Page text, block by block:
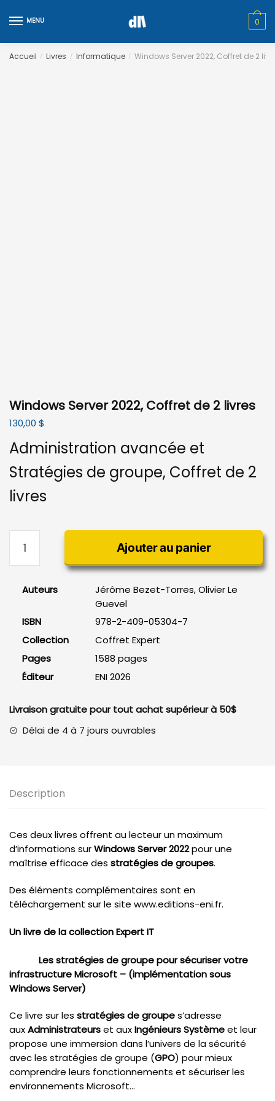
to
to
MENU 0
Accueil / Livres / Informatique / Windows Server 2022, Coffret de 2
Windows Server 2022, Coffret de 2 livres
130,00 $
Administration avancée et
Stratégies de groupe, Coffret de 2
livres
Windows
2022,
livres
Ajouter au panier
Auteurs
Jérôme Bezet-Torres, Olivier Le
Guevel
ISBN
978-2-409-05304-7
Collection
Coffret Expert
Pages
1588 pages
Éditeur
ENI 2026
Livraison gratuite pour tout achat supérieur à 50$
Délai de 4 à 7 jours ouvrables
Description
Ces deux livres offrent au lecteur un maximum
d’informations surWindows Server 2022pour une
maîtrise efficace des stratégies de groupes.
Des éléments complémentaires sont en
téléchargement sur le site www.editions-eni.fr.
Un livre de la collection Expert IT
Les stratégies de groupe pour sécuriser votre
infrastructure Microsoft – (implémentation sous
Windows Server)
Ce livre sur les stratégies de groupes’adresse
auxAdministrateurset auxIngénieurs Systèmeet leur
propose une immersion dans l’univers de la sécurité
avec les stratégies de groupe (GPO) pour mieux
comprendre leurs fonctionnements et sécuriser les
environnements Microsoft…